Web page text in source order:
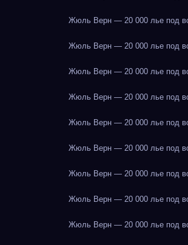
Жюль Верн — 20 000 лье под
Жюль Верн — 20 000 лье под
Жюль Верн — 20 000 лье под
Жюль Верн — 20 000 лье под
Жюль Верн — 20 000 лье под
Жюль Верн — 20 000 лье под
Жюль Верн — 20 000 лье под
Жюль Верн — 20 000 лье под
Жюль Верн — 20 000 лье под